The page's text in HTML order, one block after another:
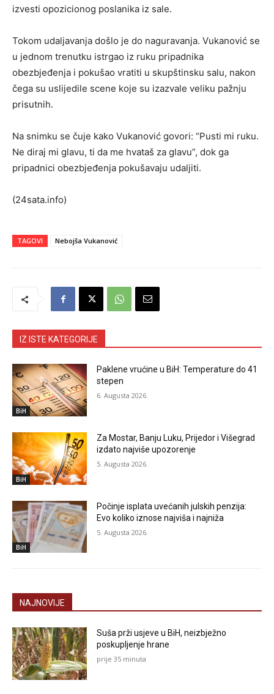
izvesti opozicionog poslanika iz sale.
Tokom udaljavanja došlo je do naguravanja. Vukanović se
u jednom trenutku istrgao iz ruku pripadnika
obezbjeđenja i pokušao vratiti u skupštinsku salu, nakon
čega su uslijedile scene koje su izazvale veliku pažnju
prisutnih.
Na snimku se čuje kako Vukanović govori: “Pusti mi ruku.
Ne diraj mi glavu, ti da me hvataš za glavu”, dok ga
pripadnici obezbjeđenja pokušavaju udaljiti.
(24sata.info)
TAGOVI Nebojša Vukanović
IZ ISTE KATEGORIJE
BiH
Paklene vrućine u BiH: Temperature do 41
stepen
6. Augusta 2026.
BiH
Za Mostar, Banju Luku, Prijedor i Višegrad
izdato najviše upozorenje
5. Augusta 2026.
BiH
Počinje isplata uvećanih julskih penzija:
Evo koliko iznose najviša i najniža
5. Augusta 2026.
NAJNOVIJE
Suša prži usjeve u BiH, neizbježno
poskupljenje hrane
prije 35 minuta